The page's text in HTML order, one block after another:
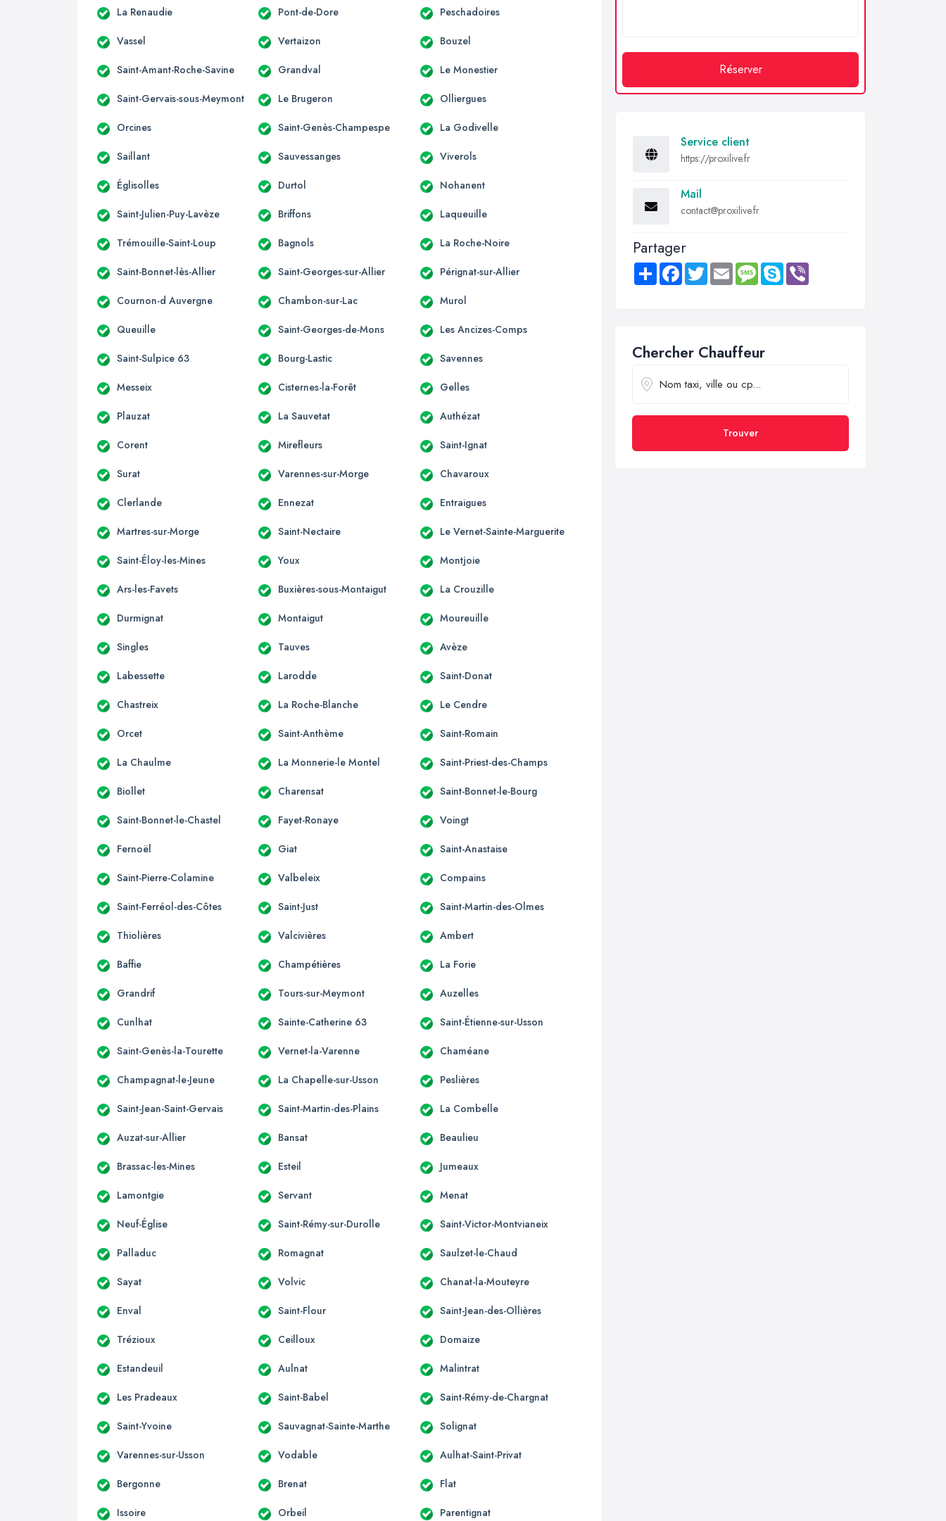
La Renaudie Pont-de-Dore Peschadoires
Vassel Vertaizon Bouzel
Saint-Amant-Roche-Savine Grandval Le Monestier
Saint-Gervais-sous-Meymont Le Brugeron Olliergues
Orcines Saint-Genès-Champespe La Godivelle
Saillant Sauvessanges Viverols
Églisolles Durtol Nohanent
Saint-Julien-Puy-Lavèze Briffons Laqueuille
Trémouille-Saint-Loup Bagnols La Roche-Noire
Saint-Bonnet-lès-Allier Saint-Georges-sur-Allier Pérignat-sur-Allier
Cournon-d Auvergne Chambon-sur-Lac Murol
Queuille Saint-Georges-de-Mons Les Ancizes-Comps
Saint-Sulpice 63 Bourg-Lastic Savennes
Messeix Cisternes-la-Forêt Gelles
Plauzat La Sauvetat Authézat
Corent Mirefleurs Saint-Ignat
Surat Varennes-sur-Morge Chavaroux
Clerlande Ennezat Entraigues
Martres-sur-Morge Saint-Nectaire Le Vernet-Sainte-Marguerite
Saint-Éloy-les-Mines Youx Montjoie
Ars-les-Favets Buxières-sous-Montaigut La Crouzille
Durmignat Montaigut Moureuille
Singles Tauves Avèze
Labessette Larodde Saint-Donat
Chastreix La Roche-Blanche Le Cendre
Orcet Saint-Anthème Saint-Romain
La Chaulme La Monnerie-le Montel Saint-Priest-des-Champs
Biollet Charensat Saint-Bonnet-le-Bourg
Saint-Bonnet-le-Chastel Fayet-Ronaye Voingt
Fernoël Giat Saint-Anastaise
Saint-Pierre-Colamine Valbeleix Compains
Saint-Ferréol-des-Côtes Saint-Just Saint-Martin-des-Olmes
Thiolières Valcivières Ambert
Baffie Champétières La Forie
Grandrif Tours-sur-Meymont Auzelles
Cunlhat Sainte-Catherine 63 Saint-Étienne-sur-Usson
Saint-Genès-la-Tourette Vernet-la-Varenne Chaméane
Champagnat-le-Jeune La Chapelle-sur-Usson Peslières
Saint-Jean-Saint-Gervais Saint-Martin-des-Plains La Combelle
Auzat-sur-Allier Bansat Beaulieu
Brassac-les-Mines Esteil Jumeaux
Lamontgie Servant Menat
Neuf-Église Saint-Rémy-sur-Durolle Saint-Victor-Montvianeix
Palladuc Romagnat Saulzet-le-Chaud
Sayat Volvic Chanat-la-Mouteyre
Enval Saint-Flour Saint-Jean-des-Ollières
Trézioux Ceilloux Domaize
Estandeuil Aulnat Malintrat
Les Pradeaux Saint-Babel Saint-Rémy-de-Chargnat
Saint-Yvoine Sauvagnat-Sainte-Marthe Solignat
Varennes-sur-Usson Vodable Aulhat-Saint-Privat
Bergonne Brenat Flat
Issoire Orbeil Parentignat
Réserver
Service client
https://proxilive.fr
Mail
contact@proxilive.fr
Partager
Share FacebookTwitter Email MessageSkype
Chercher Chauffeur
Trouver